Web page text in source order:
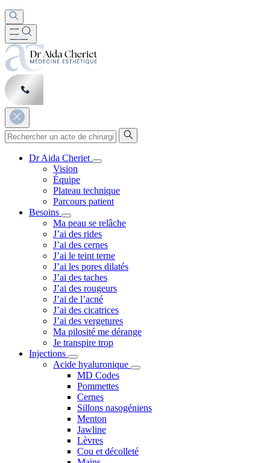
Dr Aida Cheriet
Vision
Équipe
Plateau technique
Parcours patient
Besoins
Ma peau se relâche
J’ai des rides
J’ai des cernes
J’ai le teint terne
J’ai les pores dilatés
J’ai des taches
J’ai des rougeurs
J’ai de l’acné
J’ai des cicatrices
J’ai des vergetures
Ma pilosité me dérange
Je transpire trop
Injections
Acide hyaluronique
MD Codes
Pommettes
Cernes
Sillons nasogéniens
Menton
Jawline
Lèvres
Cou et décolleté